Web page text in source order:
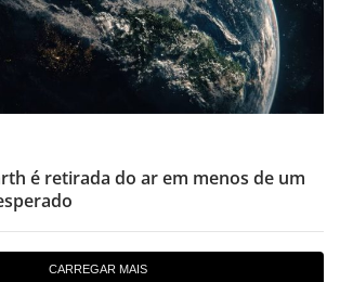
é retirada do ar em menos de um
CARREGAR MAIS